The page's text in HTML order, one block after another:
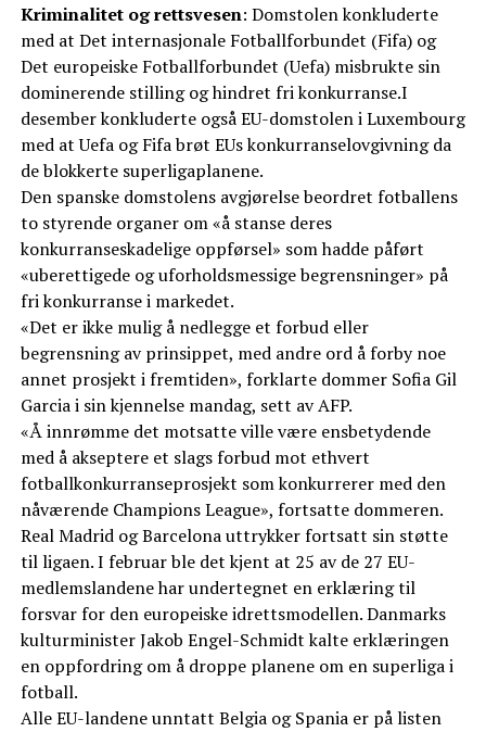
Kriminalitet og rettsvesen: Domstolen konkluderte
med at Det internasjonale Fotballforbundet (Fifa) og
Det europeiske Fotballforbundet (Uefa) misbrukte sin
dominerende stilling og hindret fri konkurranse.I
desember konkluderte også EU-domstolen i Luxembourg
med at Uefa og Fifa brøt EUs konkurranselovgivning da
de blokkerte superligaplanene.
Den spanske domstolens avgjørelse beordret fotballens
to styrende organer om «å stanse deres
konkurranseskadelige oppførsel» som hadde påført
«uberettigede og uforholdsmessige begrensninger» på
fri konkurranse i markedet.
«Det er ikke mulig å nedlegge et forbud eller
begrensning av prinsippet, med andre ord å forby noe
annet prosjekt i fremtiden», forklarte dommer Sofia Gil
Garcia i sin kjennelse mandag, sett av AFP.
«Å innrømme det motsatte ville være ensbetydende
med å akseptere et slags forbud mot ethvert
fotballkonkurranseprosjekt som konkurrerer med den
nåværende Champions League», fortsatte dommeren.
Real Madrid og Barcelona uttrykker fortsatt sin støtte
til ligaen. I februar ble det kjent at 25 av de 27 EU-
medlemslandene har undertegnet en erklæring til
forsvar for den europeiske idrettsmodellen. Danmarks
kulturminister Jakob Engel-Schmidt kalte erklæringen
en oppfordring om å droppe planene om en superliga i
fotball.
Alle EU-landene unntatt Belgia og Spania er på listen